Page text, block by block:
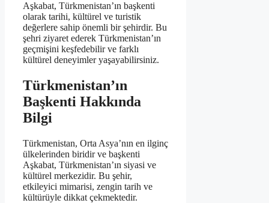
Aşkabat, Türkmenistan’ın başkenti
olarak tarihi, kültürel ve turistik
değerlere sahip önemli bir şehirdir. Bu
şehri ziyaret ederek Türkmenistan’ın
geçmişini keşfedebilir ve farklı
kültürel deneyimler yaşayabilirsiniz.
Türkmenistan’ın
Başkenti Hakkında
Bilgi
Türkmenistan, Orta Asya’nın en ilginç
ülkelerinden biridir ve başkenti
Aşkabat, Türkmenistan’ın siyasi ve
kültürel merkezidir. Bu şehir,
etkileyici mimarisi, zengin tarih ve
kültürüyle dikkat çekmektedir.